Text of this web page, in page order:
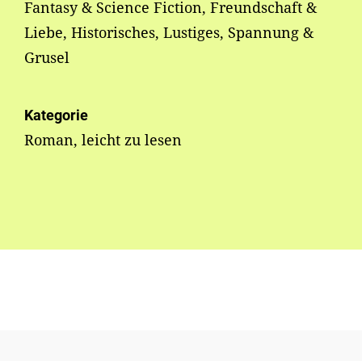
Fantasy & Science Fiction, Freundschaft &
Liebe, Historisches, Lustiges, Spannung &
Grusel
Kategorie
Roman, leicht zu lesen